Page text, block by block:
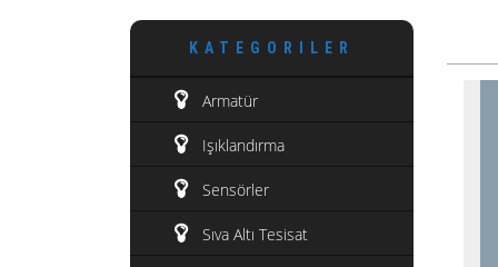
KATEGORILER
Armatür
Işıklandırma
Sensörler
Sıva Altı Tesisat